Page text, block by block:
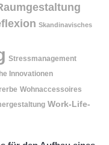
Skandinavisches
Stressmanagement
Innovationen
Wohnaccessoires
Work-Life-